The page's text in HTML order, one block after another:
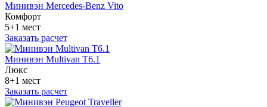
Минивэн Mercedes-Benz Vito
Комфорт
5+1 мест
Заказать расчет
Минивэн Multivan Т6.1
Люкс
8+1 мест
Заказать расчет